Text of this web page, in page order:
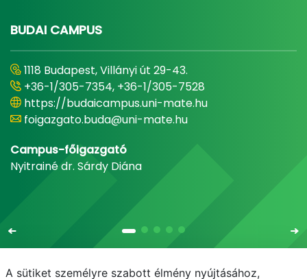
BUDAI CAMPUS
1118 Budapest, Villányi út 29-43.
+36-1/305-7354, +36-1/305-7528
https://budaicampus.uni-mate.hu
foigazgato.buda@uni-mate.hu
Campus-főigazgató
Nyitrainé dr. Sárdy Diána
A sütiket személyre szabott élmény nyújtásához,